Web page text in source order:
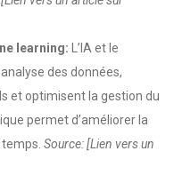
learning:
L’IA et le
des données,
et optimisent la gestion du
permet d’améliorer la
Source: [Lien vers un